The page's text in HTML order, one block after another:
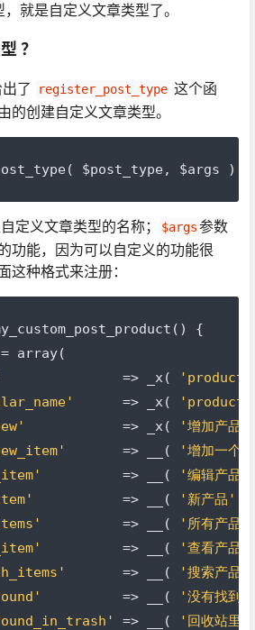
就是自定义文章类型了。
？
了 register_post_type 这个函
的创建自定义文章类型。
( $post_type , $args );
定义文章类型的名称； $args参数
功能，因为可以自定义的功能很
这种格式来注册：
()
{
= array(
=> _x (
=> _x ( 'product'
=> _x ( '增加产品'
=> __ (
'增加一个
=> __ (
'编辑产品'
=> __ ( '新产品'
=> __ (
'所有产品'
=> __ (
'查看产品'
=> __ (
'搜索产品'
=> __ (
'没有找到
=> __ (
'回收站里